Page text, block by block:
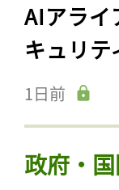
AIアライ
キュリテ
1日前
政府・